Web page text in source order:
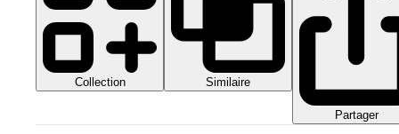
Collection Similaire
Partager